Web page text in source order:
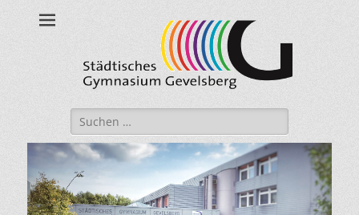
Städtisches
Gymnasium
Gevelsberg
Suche
nach: